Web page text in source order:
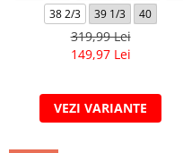
38 2/3
39 1/3 40
319,99 Lei
149,97 Lei
VEZI VARIANTE